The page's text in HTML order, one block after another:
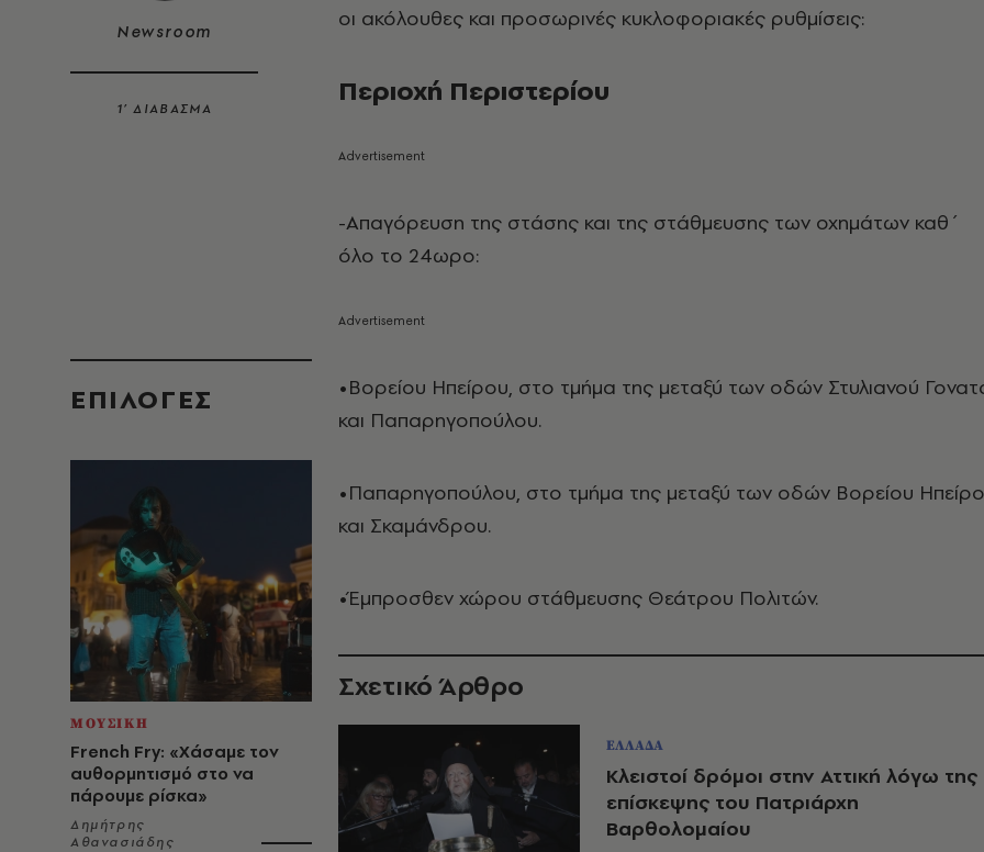
Newsroom
1’ ΔΙΑΒΑΣΜΑ
EΠΙΛΟΓΈΣ
ΜΟΥΣΙΚΗ
French Fry: «Χάσαμε τον
αυθορμητισμό στο να
πάρουμε ρίσκα»
Δημήτρης
Αθανασιάδης
οι ακόλουθες και προσωρινές κυκλοφοριακές ρυθμίσεις:
Περιοχή Περιστερίου
-Απαγόρευση της στάσης και της στάθμευσης των οχημάτων καθ΄
όλο το 24ωρο:
•Βορείου Ηπείρου, στο τμήμα της μεταξύ των οδών Στυλιανού
και Παπαρηγοπούλου.
•Παπαρηγοπούλου, στο τμήμα της μεταξύ των οδών Βορείου
και Σκαμάνδρου.
•Έμπροσθεν χώρου στάθμευσης Θεάτρου Πολιτών.
Σχετικό Άρθρο
ΕΛΛΑΔΑ
Κλειστοί δρόμοι στην Αττική λόγω της
επίσκεψης του Πατριάρχη
Βαρθολομαίου